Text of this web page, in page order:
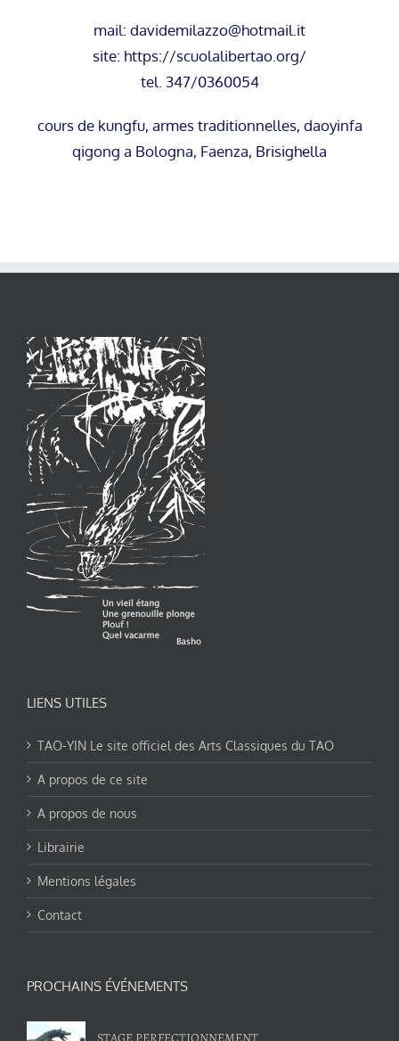
mail: davidemilazzo@hotmail.it
site: https://scuolalibertao.org/
tel. 347/0360054
cours de kungfu, armes traditionnelles, daoyinfa
qigong a Bologna, Faenza, Brisighella
LIENS UTILES
TAO-YIN Le site officiel des Arts Classiques du TAO
A propos de ce site
A propos de nous
Librairie
Mentions légales
Contact
PROCHAINS ÉVÉNEMENTS
STAGE PERFECTIONNEMENT